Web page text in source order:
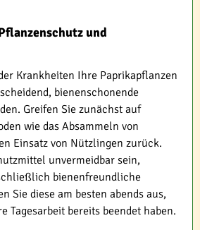
und
Krankheiten Ihre Paprikapflanzen
bienenschonende
Greifen Sie zunächst auf
wie das Absammeln von
Einsatz von Nützlingen zurück.
unvermeidbar sein,
bienenfreundliche
Sie diese am besten abends aus,
Tagesarbeit bereits beendet haben.